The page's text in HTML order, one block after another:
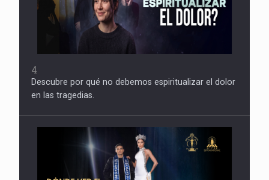
4
Descubre por qué no debemos espiritualizar el dolor
en las tragedias.